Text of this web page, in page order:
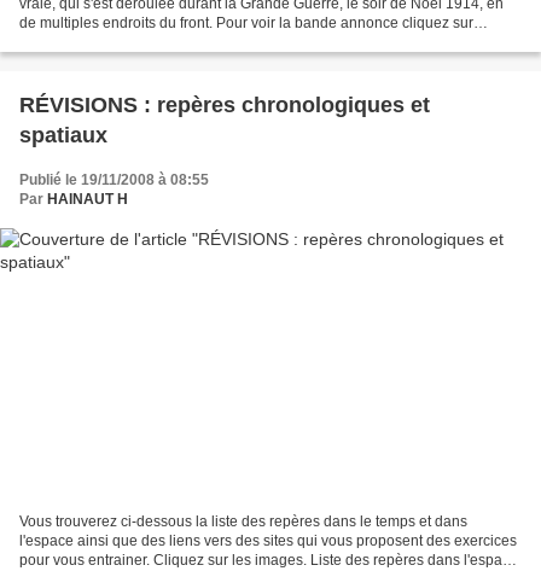
de multiples endroits du front. Pour voir la bande annonce cliquez sur
RÉVISIONS : repères chronologiques et
spatiaux
Publié le 19/11/2008 à 08:55
Par HAINAUT H
Vous trouverez ci-dessous la liste des repères dans le temps et dans
l'espace ainsi que des liens vers des sites qui vous proposent des exercices
pour vous entrainer. Cliquez sur les images. Liste des repères dans l'espace